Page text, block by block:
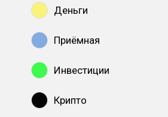
Деньги
Приёмная
Инвестиции
Крипто